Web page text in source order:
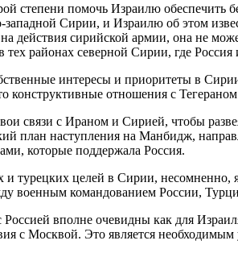
степени помочь Израилю
Сирии, и Израилю об этом
действия сирийской армии, она не
тех районах северной Сирии, где
интересы и приоритеты в
конструктивные отношения с
связи с Ираном и Сирией, чтобы
план наступления на Манбидж,
которые поддержала Россия.
и турецких целей в Сирии,
военным командованием России,
вполне очевидны как для
с Москвой. Это является